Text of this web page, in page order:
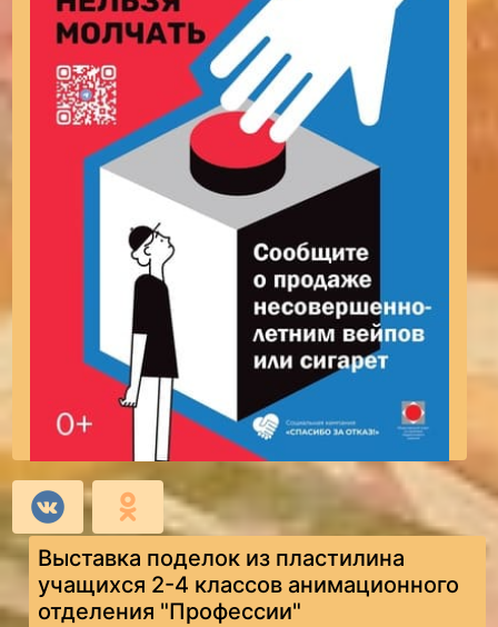
Выставка поделок из пластилина
учащихся 2-4 классов анимационного
отделения "Профессии"